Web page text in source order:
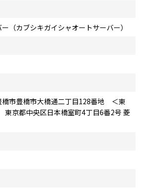
（カブシキガイシャオートサーバー）
橋市豊橋市大橋通二丁目128番地 ＜東
京都中央区日本橋室町4丁目6番2号 菱